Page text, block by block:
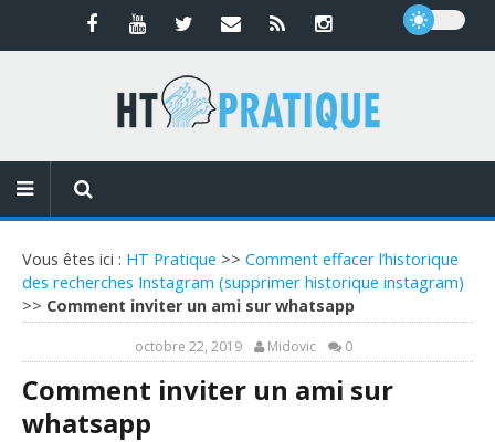
Vous êtes ici : HT Pratique >> Comment effacer l’historique
des recherches Instagram (supprimer historique instagram)
>> Comment inviter un ami sur whatsapp
octobre 22, 2019 Midovic 0
Comment inviter un ami sur
whatsapp